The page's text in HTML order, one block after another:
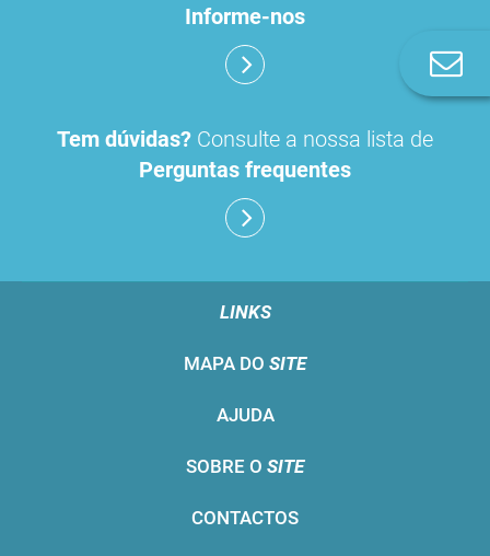
Informe-nos
Tem dúvidas? Consulte a nossa lista de
Perguntas frequentes
LINKS
MAPA DO SITE
AJUDA
SOBRE O SITE
CONTACTOS